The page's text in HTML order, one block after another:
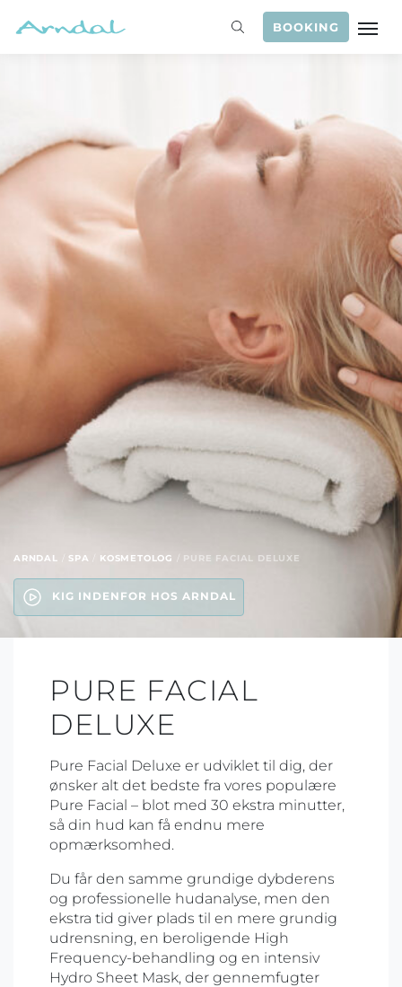
BOOKING
ARNDAL SPA KOSMETOLOG / PURE FACIAL DELUXE
KIG INDENFOR HOS ARNDAL
PURE FACIAL
DELUXE
Pure Facial Deluxe er udviklet til dig, der
ønsker alt det bedste fra vores populære
Pure Facial – blot med 30 ekstra minutter,
så din hud kan få endnu mere
opmærksomhed.
Du får den samme grundige dybderens
og professionelle hudanalyse, men den
ekstra tid giver plads til en mere grundig
udrensning, en beroligende High
Frequency-behandling og en intensiv
Hydro Sheet Mask, der gennemfugter